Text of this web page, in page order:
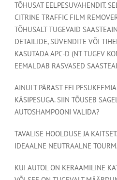
TÕHUSAT EELPESUVAHENDIT.
CITRINE TRAFFIC FILM
TÕHUSALT TUGEVAID
DETAILIDE, SÜVENDITE VÕI
KASUTADA APC-D (NT TUGEV
EEMALDAB RASVASED
AINULT PÄRAST
KÄSIPESUGA. SIIN TÕUSEB
AUTOSHAMPOONI VALIDA?
TAVALISE HOOLDUSE JA
IDEAALNE NEUTRAALNE
KUI AUTOL ON KERAAMILINE